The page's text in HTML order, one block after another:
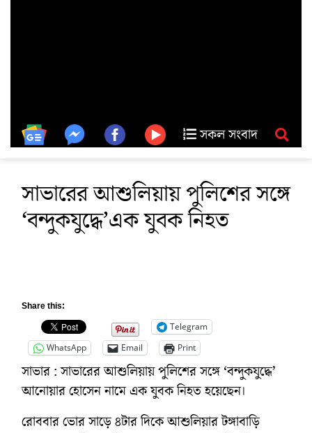
সকল সংবাদ
সাভারের আশুলিয়ায় পুলিশের সঙ্গে
‘বন্দুকযুদ্ধে’এক যুবক নিহত
Share this:
Telegram
WhatsApp
Email Print
সাভার : সাভারের আশুলিয়ায় পুলিশের সঙ্গে ‘বন্দুকযুদ্ধে’
আনোয়ার হোসেন নামে এক যুবক নিহত হয়েছেন।
রোববার ভোর সাড়ে ৪টার দিকে আশুলিয়ার টঙ্গাবাড়ি